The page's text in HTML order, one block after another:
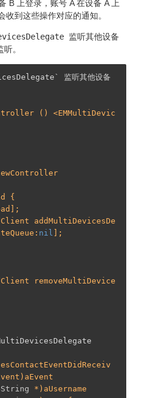
B 上登录，账号 A 在设备 A 上
到这些操作对应的通知。
监听其他设备
。
监听其他设备
() <EMMultiDevic
{
nil ];
*)aUsername